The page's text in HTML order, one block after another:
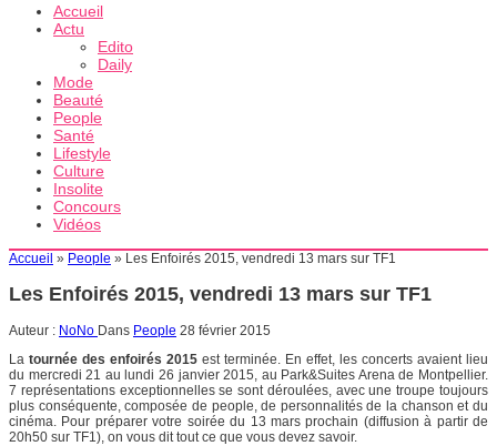
Accueil
Actu
Edito
Daily
Mode
Beauté
People
Santé
Lifestyle
Culture
Insolite
Concours
Vidéos
Accueil » People » Les Enfoirés 2015, vendredi 13 mars sur TF1
Les Enfoirés 2015, vendredi 13 mars sur TF1
Auteur : NoNo Dans People 28 février 2015
La tournée des enfoirés 2015 est terminée. En effet, les concerts avaient lieu
du mercredi 21 au lundi 26 janvier 2015, au Park&Suites Arena de Montpellier.
7 représentations exceptionnelles se sont déroulées, avec une troupe toujours
plus conséquente, composée de people, de personnalités de la chanson et du
cinéma. Pour préparer votre soirée du 13 mars prochain (diffusion à partir de
20h50 sur TF1), on vous dit tout ce que vous devez savoir.